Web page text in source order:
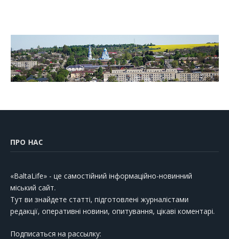
ПРО НАС
«BaltaLife» - це самостійний інформаційно-новинний
міський сайт.
Тут ви знайдете статті, підготовлені журналістами
редакції, оперативні новини, опитування, цікаві коментарі.
Подписаться на рассылку: